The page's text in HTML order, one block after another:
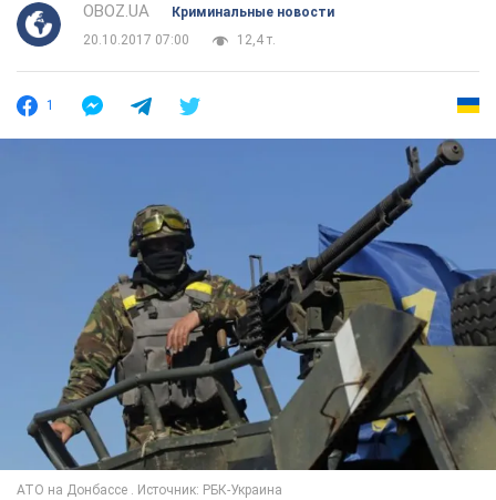
OBOZ.UA
Криминальные новости
20.10.2017 07:00
12,4 т.
1